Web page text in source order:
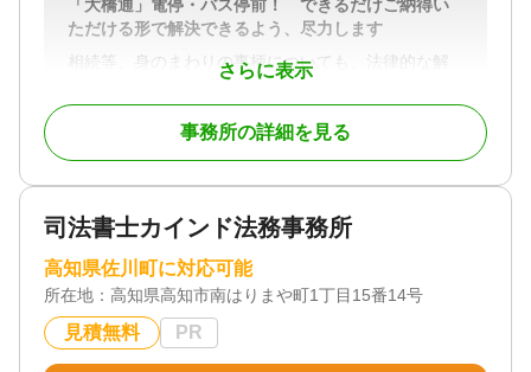
さらに表示
「大橋通」電停・バス停前！ できるだけご納得い
ただける形で解決できるよう、尽力します
相続等、身のまわりの事柄についても、法律的な解
決が求められることが多い時代になってきました。
適切な対応をとる場合ととらない場合では、大きな
違いが生じることも増えています。
必要な主張をおこなうことはもちろんのこと、でき
お早めのご相談が、より有利な解決につながる場合
まずはお気軽にご相談ください。
対応地域
高知県全域
事務所の詳細を見る
司法書士カインド法務事務所
高知県佐川町に対応可能
所在地： 高知県高知市南はりまや町1丁目15番14号
見積無料 PR